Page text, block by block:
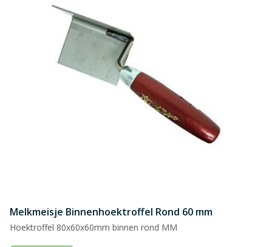
Melkmeisje Binnenhoektroffel Rond 60 mm
Hoektroffel 80x60x60mm binnen rond MM